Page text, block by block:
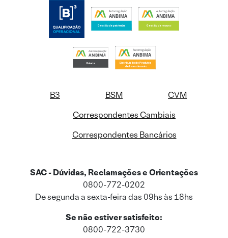
B3 BSM
CVM
Correspondentes Cambiais
Correspondentes Bancários
SAC - Dúvidas, Reclamações e Orientações
0800-772-0202
De segunda a sexta-feira das 09hs às 18hs
Se não estiver satisfeito:
0800-722-3730